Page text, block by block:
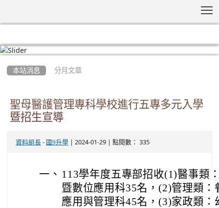
本站消息 分月文章
聖母醫護管理專科學校進行五專多元入學
暨招生宣導
資料組長 - 國9升學 | 2024-01-29 | 點閱數： 335
一、 113學年度五專部招收(1)醫事類
暨數位應用科35名，(2)管理類
應用與管理科45名，(3)家政類